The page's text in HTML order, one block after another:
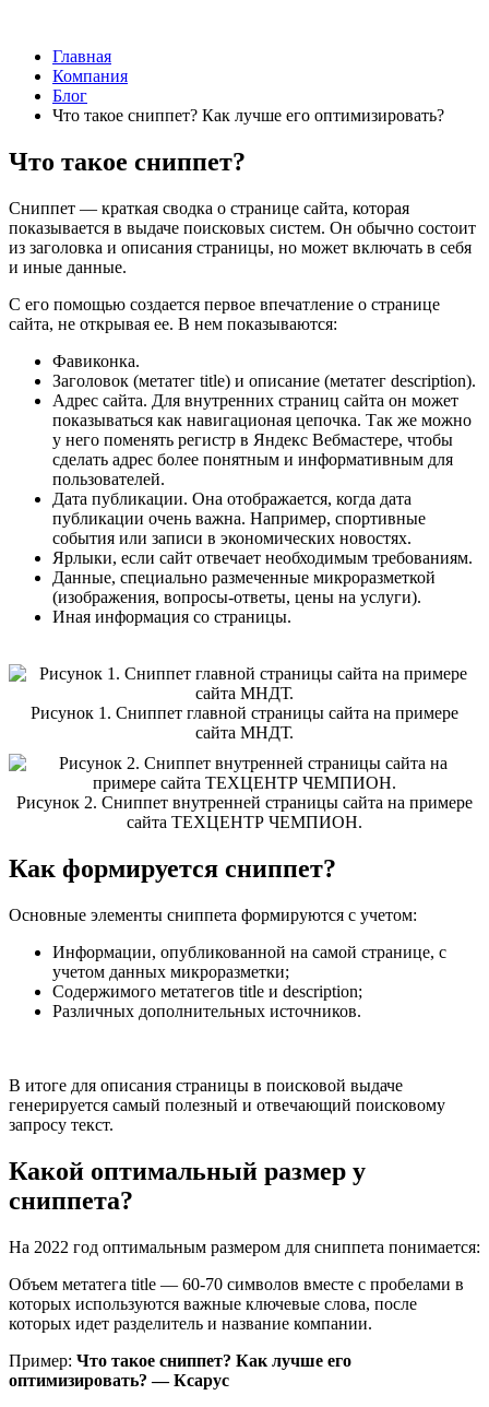
Главная
Компания
Блог
Что такое сниппет? Как лучше его оптимизировать?
Что такое сниппет?
Сниппет — краткая сводка о странице сайта, которая
показывается в выдаче поисковых систем. Он обычно состоит
из заголовка и описания страницы, но может включать в себя
и иные данные.
С его помощью создается первое впечатление о странице
сайта, не открывая ее. В нем показываются:
Фавиконка.
Заголовок (метатег title) и описание (метатег description).
Адрес сайта. Для внутренних страниц сайта он может
показываться как навигационая цепочка. Так же можно
у него поменять регистр в Яндекс Вебмастере, чтобы
сделать адрес более понятным и информативным для
пользователей.
Дата публикации. Она отображается, когда дата
публикации очень важна. Например, спортивные
события или записи в экономических новостях.
Ярлыки, если сайт отвечает необходимым требованиям.
Данные, специально размеченные микроразметкой
(изображения, вопросы-ответы, цены на услуги).
Иная информация со страницы.
Рисунок 1. Сниппет главной страницы сайта на примере
сайта МНДТ.
Рисунок 2. Сниппет внутренней страницы сайта на примере
сайта ТЕХЦЕНТР ЧЕМПИОН.
Как формируется сниппет?
Основные элементы сниппета формируются с учетом:
Информации, опубликованной на самой странице, с
учетом данных микроразметки;
Содержимого метатегов title и description;
Различных дополнительных источников.
В итоге для описания страницы в поисковой выдаче
генерируется самый полезный и отвечающий поисковому
запросу текст.
Какой оптимальный размер у
сниппета?
На 2022 год оптимальным размером для сниппета понимается:
Объем метатега title — 60-70 символов вместе с пробелами в
которых используются важные ключевые слова, после
которых идет разделитель и название компании.
Пример: Что такое сниппет? Как лучше его
оптимизировать? — Ксарус